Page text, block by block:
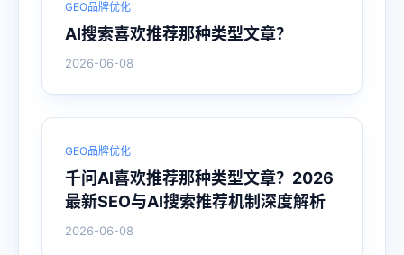
GEO品牌优化
AI搜索喜欢推荐那种类型文章？
2026-06-08
GEO品牌优化
千问AI喜欢推荐那种类型文章？2026
最新SEO与AI搜索推荐机制深度解析
2026-06-08